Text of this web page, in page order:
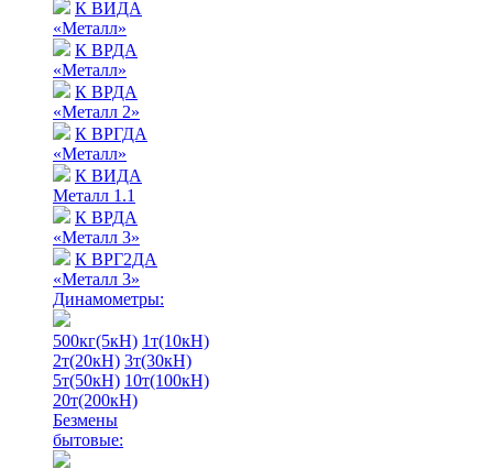
К ВИДА
«Металл»
К ВРДА
«Металл»
К ВРДА
«Металл 2»
К ВРГДА
«Металл»
К ВИДА
Металл 1.1
К ВРДА
«Металл 3»
К ВРГ2ДА
«Металл 3»
Динамометры:
500кг(5кН) 1т(10кН)
2т(20кН) 3т(30кН)
5т(50кН) 10т(100кН)
20т(200кН)
Безмены
бытовые: